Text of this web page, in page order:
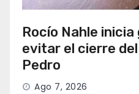
Rocío Nahle
evitar el cierre
Pedro
Ago 7, 2026